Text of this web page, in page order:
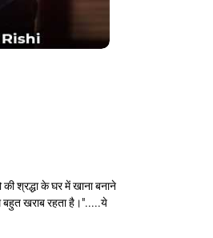
श्रद्धा के घर में खाना बनाने
खराब रहता है।".....ये